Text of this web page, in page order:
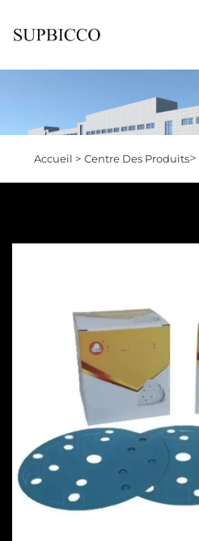
Accueil > Centre Des Produits>